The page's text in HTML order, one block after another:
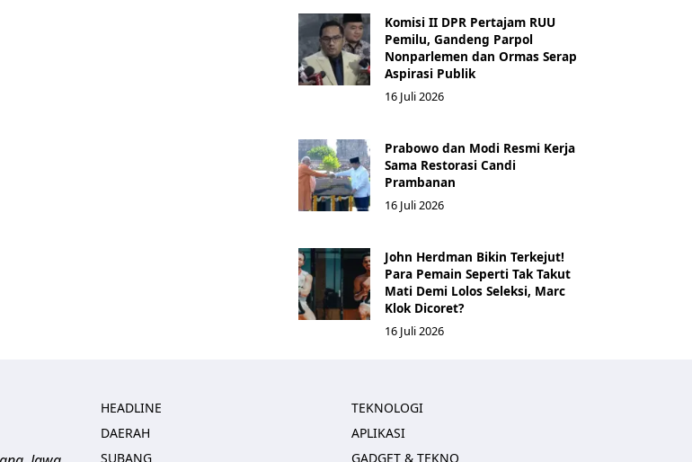
Komisi II DPR Pertajam RUU
Pemilu, Gandeng Parpol
Nonparlemen dan Ormas Serap
Aspirasi Publik
16 Juli 2026
Prabowo dan Modi Resmi Kerja
Sama Restorasi Candi
Prambanan
16 Juli 2026
John Herdman Bikin Terkejut!
Para Pemain Seperti Tak Takut
Mati Demi Lolos Seleksi, Marc
Klok Dicoret?
16 Juli 2026
HEADLINE
DAERAH
SUBANG
TEKNOLOGI
APLIKASI
GADGET & TEKNO